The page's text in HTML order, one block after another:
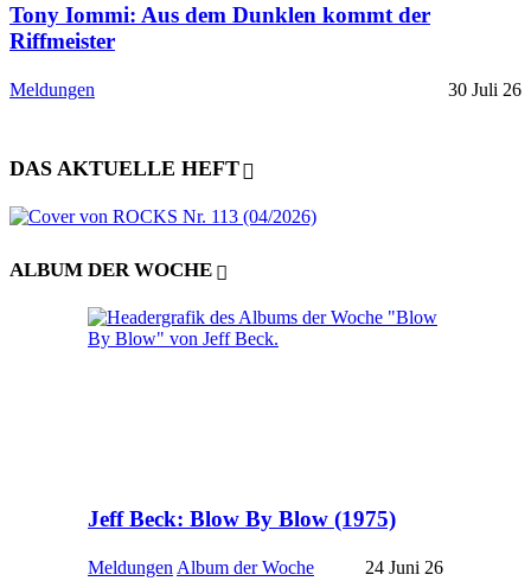
Tony Iommi: Aus dem Dunklen kommt der
Riffmeister
Meldungen 30 Juli 26
DAS AKTUELLE HEFT
ALBUM DER WOCHE
Jeff Beck: Blow By Blow (1975)
Meldungen Album der Woche 24 Juni 26